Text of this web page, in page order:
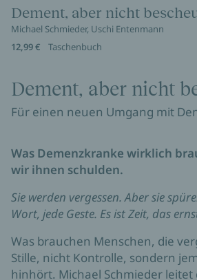
Dement, aber nicht
Michael Schmieder, Uschi Entenmann
12,99 €
Taschenbuch
Dement, aber nicht
Für einen neuen Umgang mit
Was Demenzkranke wirklich
wir ihnen schulden.
Sie werden vergessen. Aber sie
Wort, jede Geste. Es ist Zeit, das
Was brauchen Menschen, die
Stille, nicht Kontrolle, sondern
hinhört. Michael Schmieder leitet